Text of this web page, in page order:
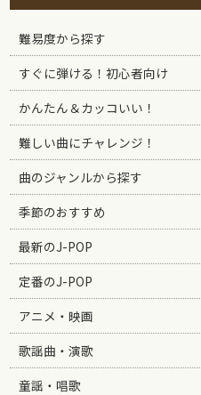
難易度から探す
すぐに弾ける！初心者向け
かんたん＆カッコいい！
難しい曲にチャレンジ！
曲のジャンルから探す
季節のおすすめ
最新のJ-POP
定番のJ-POP
アニメ・映画
歌謡曲・演歌
童謡・唱歌